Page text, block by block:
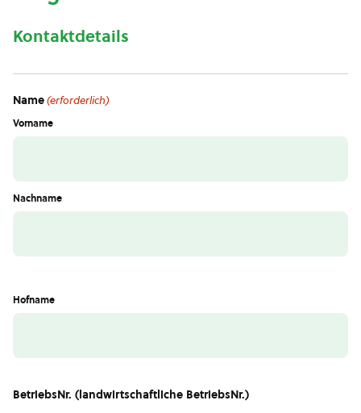
Kontaktdetails
Name(erforderlich)
Vorname
Nachname
Hofname
BetriebsNr. (landwirtschaftliche BetriebsNr.)